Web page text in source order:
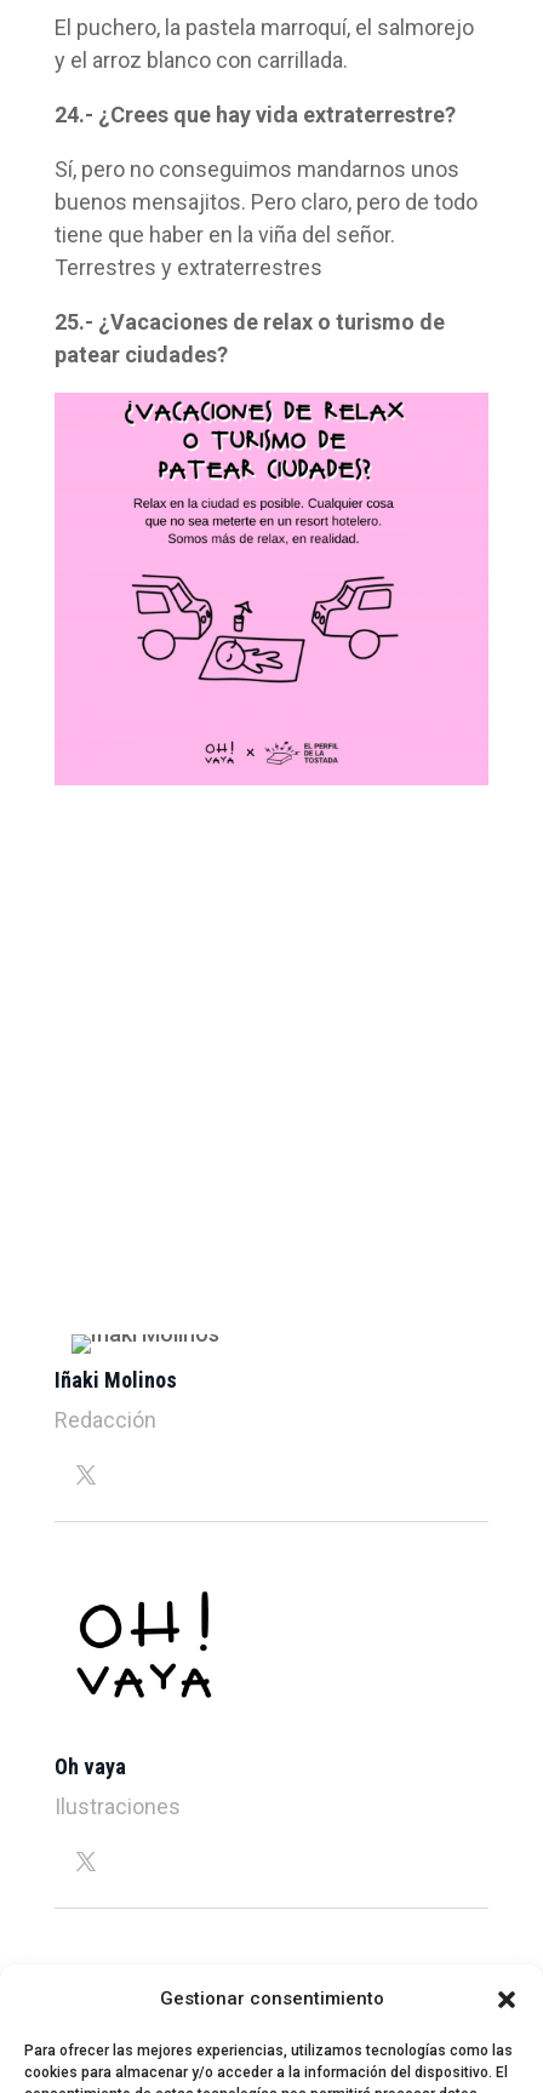
Gestionar consentimiento
Para ofrecer las mejores experiencias, utilizamos tecnologías como las
cookies para almacenar y/o acceder a la información del dispositivo. El
El puchero, la pastela marroquí, el salmorejo
y el arroz blanco con carrillada.
24.- ¿Crees que hay vida extraterrestre?
Sí, pero no conseguimos mandarnos unos
buenos mensajitos. Pero claro, pero de todo
tiene que haber en la viña del señor.
Terrestres y extraterrestres
25.- ¿Vacaciones de relax o turismo de
patear ciudades?
Iñaki Molinos
Redacción
Oh vaya
Ilustraciones